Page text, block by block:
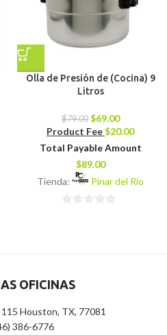
Olla de Presión de (Cocina) 9
Litros
$79.00 $69.00
Product Fee$20.00
Total Payable Amount
$89.00
Tienda:
Pinar del Rio
OFICINAS
Houston, TX, 77081
386-6776